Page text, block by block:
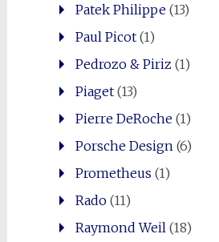
Patek Philippe(13)
Paul Picot(1)
Pedrozo & Piriz (1)
Piaget(13)
Pierre DeRoche(1)
Porsche Design (6)
Prometheus (1)
Rado(11)
Raymond Weil (18)